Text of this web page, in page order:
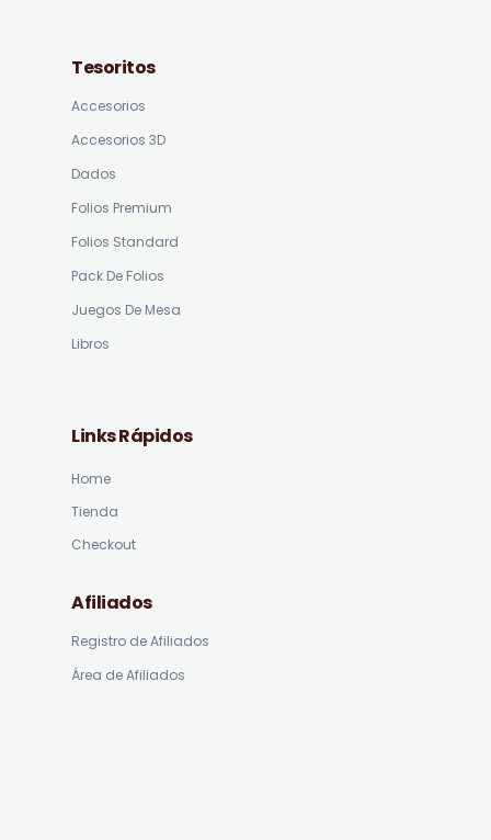
Tesoritos
Accesorios
Accesorios 3D
Dados
Folios Premium
Folios Standard
Pack De Folios
Juegos De Mesa
Libros
Links Rápidos
Home
Tienda
Checkout
Afiliados
Registro de Afiliados
Área de Afiliados